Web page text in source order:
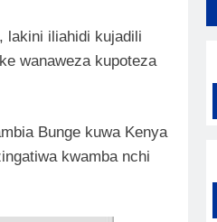
lakini iliahidi kujadili
wanaweza kupoteza
Bunge kuwa Kenya
kwamba nchi